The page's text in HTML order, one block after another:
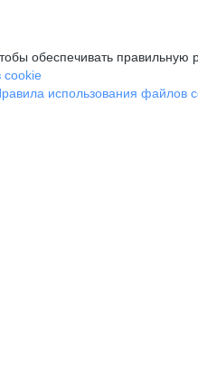
обеспечивать правильную
cookie
использования файлов